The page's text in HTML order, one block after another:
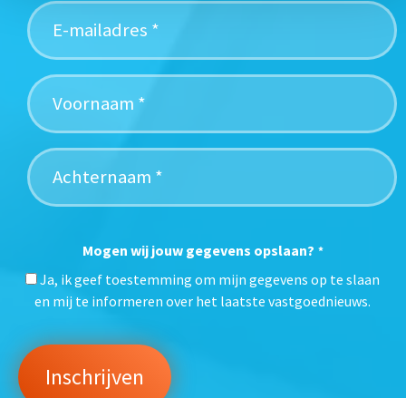
Mogen wij jouw gegevens opslaan? *
Ja, ik geef toestemming om mijn gegevens op te slaan
en mij te informeren over het laatste vastgoednieuws.